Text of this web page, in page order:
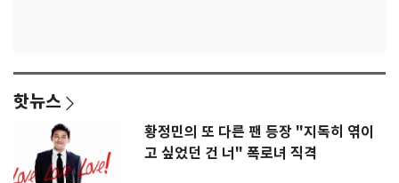
핫뉴스
황정민의 또 다른 팬 등장 "지독히 엮이
고 싶었던 건 너" 폭로녀 직격